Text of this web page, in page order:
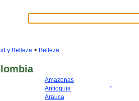
y Belleza > Belleza
Amazonas
Antioquia
Arauca